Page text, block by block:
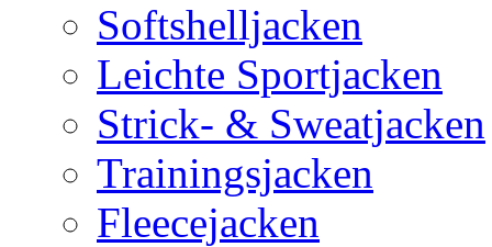
Softshelljacken
Leichte Sportjacken
Strick- & Sweatjacken
Trainingsjacken
Fleecejacken